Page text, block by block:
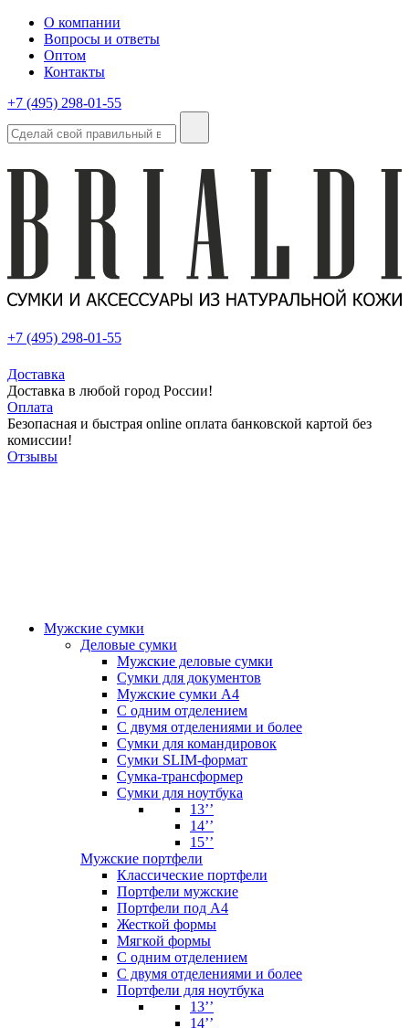
О компании
Вопросы и ответы
Оптом
Контакты
+7 (495) 298-01-55
+7 (495) 298-01-55
Доставка
Доставка в любой город России!
Оплата
Безопасная и быстрая online оплата банковской картой без
комиссии!
Отзывы
Мужские сумки
Деловые сумки
Мужские деловые сумки
Сумки для документов
Мужские сумки А4
С одним отделением
С двумя отделениями и более
Сумки для командировок
Сумки SLIM-формат
Сумка-трансформер
Сумки для ноутбука
13’’
14’’
15’’
Мужские портфели
Классические портфели
Портфели мужские
Портфели под А4
Жесткой формы
Мягкой формы
С одним отделением
С двумя отделениями и более
Портфели для ноутбука
13’’
14’’